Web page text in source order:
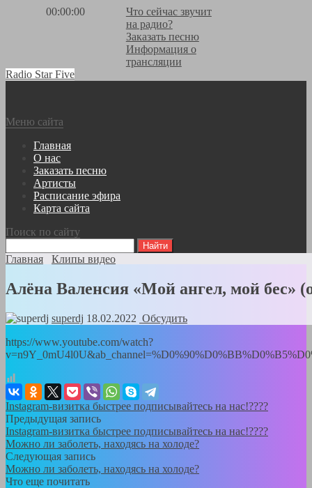
00:00:00
Что сейчас звучит
на радио?
Заказать песню
Информация о
трансляции
Radio Star Five
Меню сайта
Главная
О нас
Заказать песню
Артисты
Расписание эфира
Карта сайта
Поиск по сайту
Главная Клипы видео
Алёна Валенсия «Мой ангел, мой
superdj 18.02.2022 Обсудить
https://www.youtube.com/watch?
Instagram-визитка быстрее подписывайтесь на нас!????
Предыдущая запись
Instagram-визитка быстрее подписывайтесь на нас!????
Можно ли заболеть, находясь на холоде?
Следующая запись
Можно ли заболеть, находясь на холоде?
Что еще почитать